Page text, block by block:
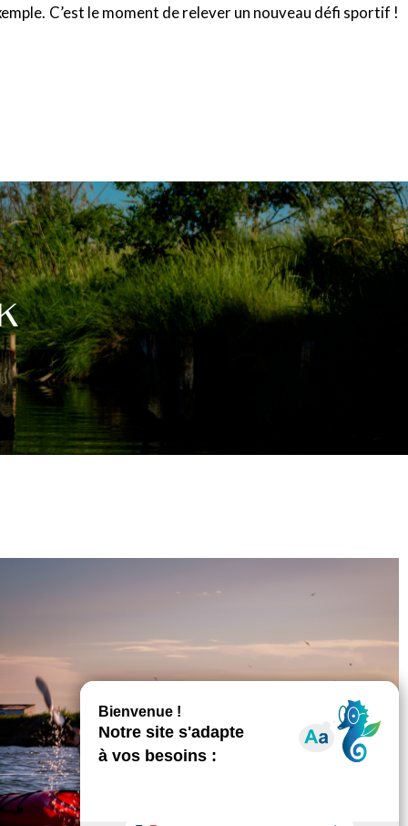
C’est le moment de relever un nouveau défi sportif !